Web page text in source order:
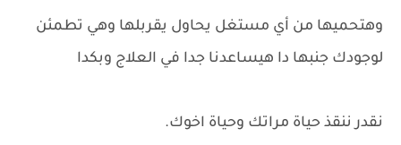
وهتحميها من أي مستغل يحاول يقربلها وهي تطمئن
لوجودك جنبها دا هيساعدنا جدا في العلاج وبكدا
نقدر ننقذ حياة مراتك وحياة اخوك.